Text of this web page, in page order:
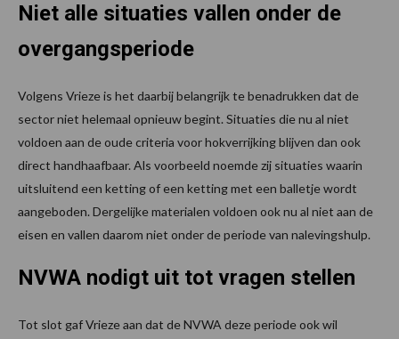
Niet alle situaties vallen onder de
overgangsperiode
Volgens Vrieze is het daarbij belangrijk te benadrukken dat de
sector niet helemaal opnieuw begint. Situaties die nu al niet
voldoen aan de oude criteria voor hokverrijking blijven dan ook
direct handhaafbaar. Als voorbeeld noemde zij situaties waarin
uitsluitend een ketting of een ketting met een balletje wordt
aangeboden. Dergelijke materialen voldoen ook nu al niet aan de
eisen en vallen daarom niet onder de periode van nalevingshulp.
NVWA nodigt uit tot vragen stellen
Tot slot gaf Vrieze aan dat de NVWA deze periode ook wil